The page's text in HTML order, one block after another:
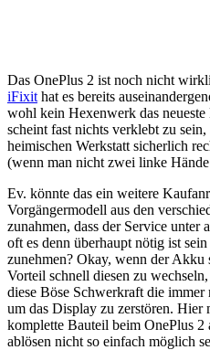
Das OnePlus 2 ist noch nicht
iFixit hat es bereits
wohl kein Hexenwerk das
scheint fast nichts verklebt zu
heimischen Werkstatt sicherlich
(wenn man nicht zwei linke
Ev. könnte das ein weitere
Vorgängermodell aus den
zunahmen, dass der Service unter
oft es denn überhaupt nötig ist
zunehmen? Okay, wenn der Akku
Vorteil schnell diesen zu
diese Böse Schwerkraft die immer
um das Display zu zerstören. Hier
komplette Bauteil beim OnePlus 2
ablösen nicht so einfach möglich